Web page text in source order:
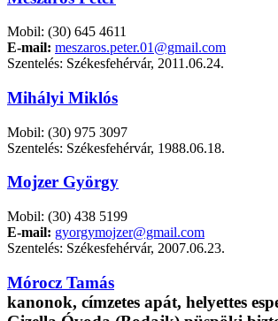
Mobil: (30) 645 4611
E-mail: meszaros.peter.01@gmail.com
Szentelés: Székesfehérvár, 2011.06.24.
Mihályi Miklós
Mobil: (30) 975 3097
Szentelés: Székesfehérvár, 1988.06.18.
Mojzer György
Mobil: (30) 438 5199
E-mail: gyorgymojzer@gmail.com
Szentelés: Székesfehérvár, 2007.06.23.
Mórocz Tamás
kanonok, címzetes apát, helyettes